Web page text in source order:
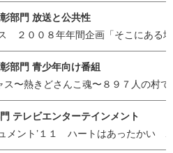
部門 放送と公共性
２００８年年間企画「そこにある
部門 青少年向け番組
ス〜熱きどさんこ魂〜８９７人の村
テレビエンターテインメント
ュメント’１１ ハートはあったかい